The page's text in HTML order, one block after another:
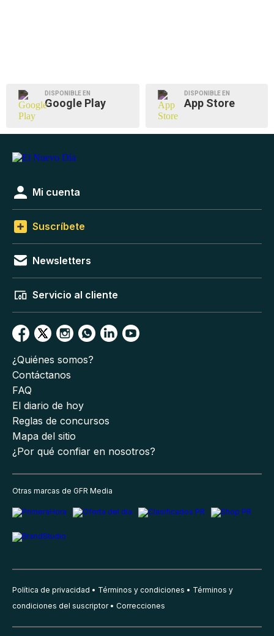
DISPONIBLE EN
Google Play
DISPONIBLE EN
App Store
Mi cuenta
Suscríbete
Newsletters
Servicio al cliente
¿Quiénes somos?
Contáctanos
FAQ
El diario de hoy
Reglas de concursos
Mapa del sitio
¿Por qué confiar en nosotros?
Otras marcas de GFR Media
Política de privacidad Términos y condiciones
Términos y
condiciones del suscriptor
Correcciones